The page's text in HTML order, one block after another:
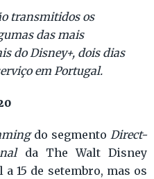
transmitidos os
das mais
do Disney+, dois dias
em Portugal.
do segmento Direct-
da The Walt Disney
15 de setembro, mas os